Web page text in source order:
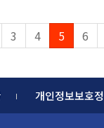
3 4 5 6
개인정보보호